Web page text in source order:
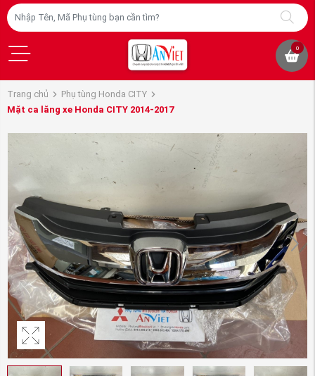
0
Trang chủ
Phụ tùng Honda CITY
Mặt ca lăng xe Honda CITY 2014-2017